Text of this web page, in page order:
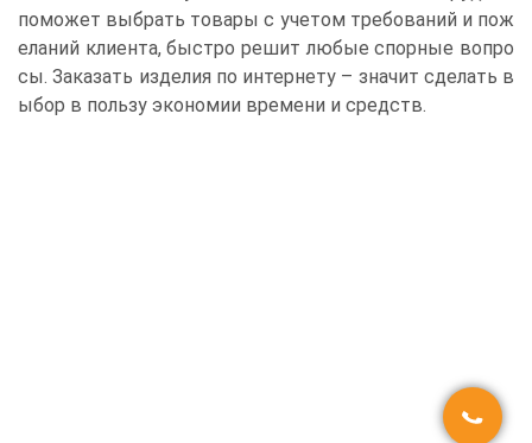
поможет выбрать товары с учетом требований и пож
еланий клиента, быстро решит любые спорные вопро
сы. Заказать изделия по интернету – значит сделать в
ыбор в пользу экономии времени и средств.